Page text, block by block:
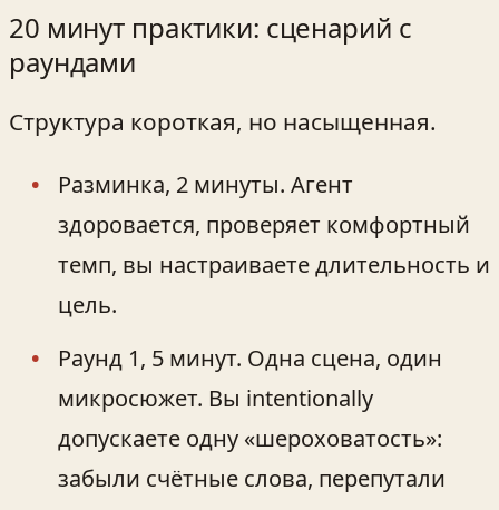
20 минут практики: сценарий с
раундами
Структура короткая, но насыщенная.
Разминка, 2 минуты. Агент
здоровается, проверяет комфортный
темп, вы настраиваете длительность и
цель.
Раунд 1, 5 минут. Одна сцена, один
микросюжет. Вы intentionally
допускаете одну «шероховатость»:
забыли счётные слова, перепутали